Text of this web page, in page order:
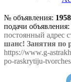
№ объявления:
подачи объявления:
постоянный адрес
шанс! Занятия по
https://www.g-
po-raskrytiju-